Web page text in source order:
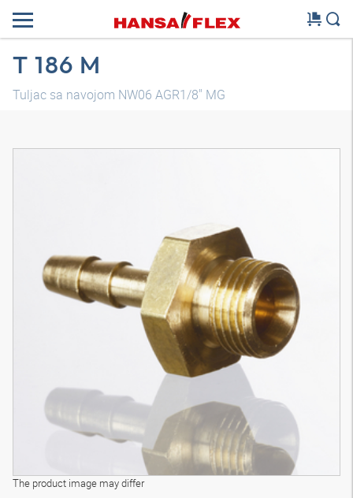
T 186 M
Tuljac sa navojom NW06 AGR1/8" MG
The product image may differ